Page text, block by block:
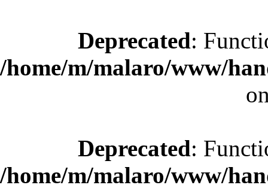
Deprecated:
/home/m/malaro/www/
Deprecated:
/home/m/malaro/www/